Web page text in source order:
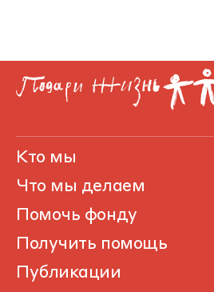
Кто мы
Что мы делаем
Помочь фонду
Получить помощь
Публикации